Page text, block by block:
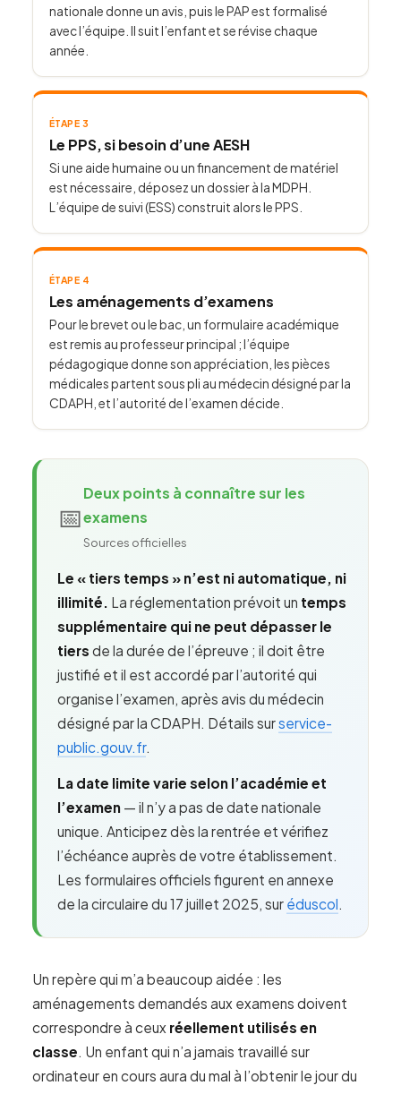
nationale donne un avis, puis le PAP est formalisé
avec l’équipe. Il suit l’enfant et se révise chaque
année.
ÉTAPE 3
Le PPS, si besoin d’une AESH
Si une aide humaine ou un financement de matériel
est nécessaire, déposez un dossier à la MDPH.
L’équipe de suivi (ESS) construit alors le PPS.
ÉTAPE 4
Les aménagements d’examens
Pour le brevet ou le bac, un formulaire académique
est remis au professeur principal ; l’équipe
pédagogique donne son appréciation, les pièces
médicales partent sous pli au médecin désigné par la
CDAPH, et l’autorité de l’examen décide.
📅
Deux points à connaître sur les
examens
Sources officielles
Le « tiers temps » n’est ni automatique, ni
illimité. La réglementation prévoit un temps
supplémentaire qui ne peut dépasser le
tiers de la durée de l’épreuve ; il doit être
justifié et il est accordé par l’autorité qui
organise l’examen, après avis du médecin
désigné par la CDAPH. Détails surservice-
public.gouv.fr.
La date limite varie selon l’académie et
l’examen — il n’y a pas de date nationale
unique. Anticipez dès la rentrée et vérifiez
l’échéance auprès de votre établissement.
Les formulaires officiels figurent en annexe
de la circulaire du 17 juillet 2025, sur éduscol.
Un repère qui m’a beaucoup aidée : les
aménagements demandés aux examens doivent
correspondre à ceux réellement utilisés en
classe. Un enfant qui n’a jamais travaillé sur
ordinateur en cours aura du mal à l’obtenir le jour du